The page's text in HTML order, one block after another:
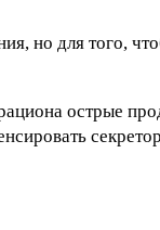
но для того,
острые